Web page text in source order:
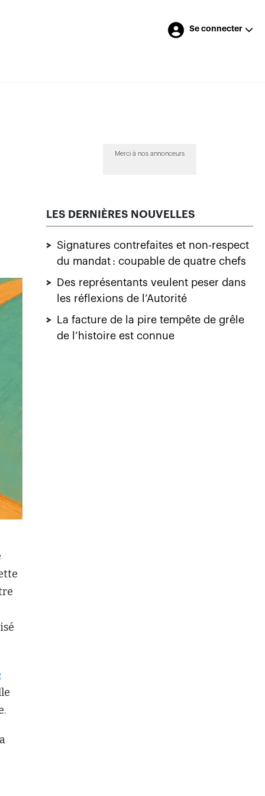
Se connecter
Merci à nos annonceurs
LES DERNIÈRES NOUVELLES
> Signatures contrefaites et non-respect
du mandat : coupable de quatre chefs
>
Des représentants veulent peser dans
les réflexions de l’Autorité
>
La facture de la pire tempête de grêle
de l’histoire est connue